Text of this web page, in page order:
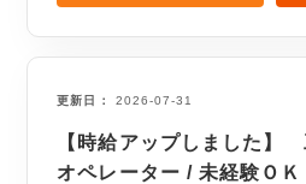
更新日 2026-07-31
【時給アップしました】
オペレーター / 未経験ＯＫ